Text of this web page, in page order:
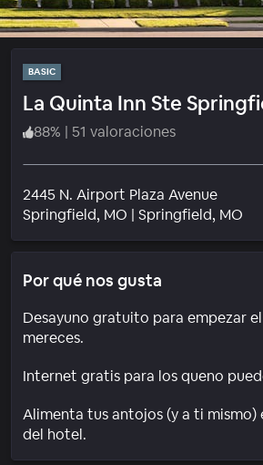
BASIC
La Quinta Inn Ste
88% | 51 valoraciones
2445 N. Airport Plaza Avenue
Springfield, MO | Springfield, MO
Por qué nos gusta
Desayuno gratuito para empezar
mereces.
Internet gratis para los queno
Alimenta tus antojos (y a ti mismo)
del hotel.